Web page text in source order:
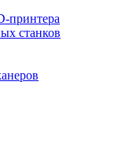
принтера
станков